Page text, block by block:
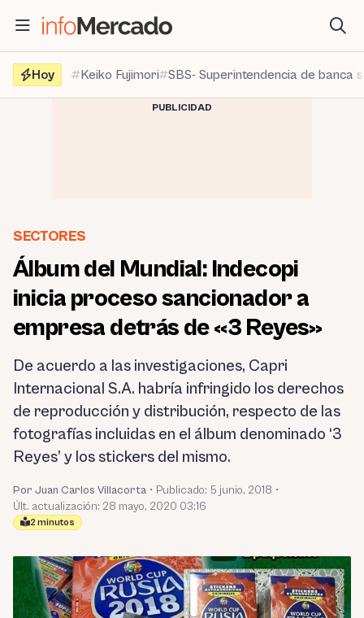
contenido
Hoy
Keiko Fujimori SBS- Superintendencia de banca
PUBLICIDAD
SECTORES
Álbum del Mundial: Indecopi
inicia proceso sancionador a
empresa detrás de «3 Reyes»
De acuerdo a las investigaciones, Capri
Internacional S.A. habría infringido los derechos
de reproducción y distribución, respecto de las
fotografías incluidas en el álbum denominado ‘3
Reyes’ y los stickers del mismo.
Por Juan Carlos Villacorta • Publicado: 5 junio, 2018 •
Últ. actualización: 28 mayo, 2020 03:16
2 minutos